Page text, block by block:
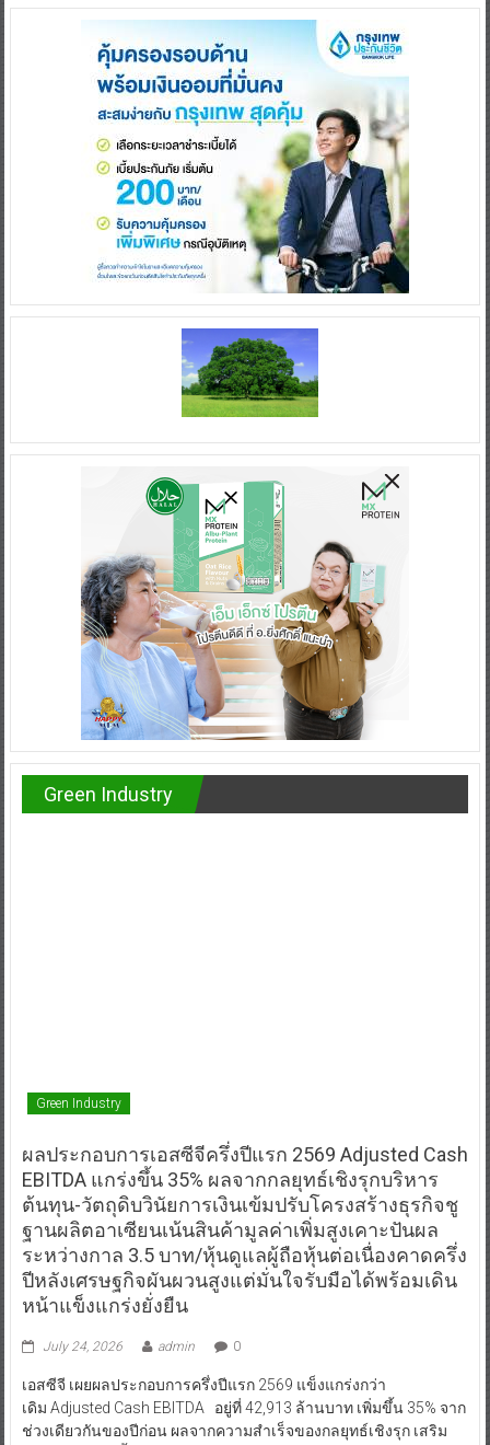
Green Industry
Green Industry
ผลประกอบการเอสซีจีครึ่งปีแรก 2569 Adjusted Cash
EBITDA แกร่งขึ้น 35% ผลจากกลยุทธ์เชิงรุกบริหาร
ต้นทุน-วัตถุดิบวินัยการเงินเข้มปรับโครงสร้างธุรกิจชู
ฐานผลิตอาเซียนเน้นสินค้ามูลค่าเพิ่มสูงเคาะปันผล
ระหว่างกาล 3.5 บาท/หุ้นดูแลผู้ถือหุ้นต่อเนื่องคาดครึ่ง
ปีหลังเศรษฐกิจผันผวนสูงแต่มั่นใจรับมือได้พร้อมเดิน
หน้าแข็งแกร่งยั่งยืน
July 24, 2026 admin 0
เอสซีจี เผยผลประกอบการครึ่งปีแรก 2569 แข็งแกร่งกว่า
เดิม Adjusted Cash EBITDA อยู่ที่ 42,913 ล้านบาท เพิ่มขึ้น 35% จาก
ช่วงเดียวกันของปีก่อน ผลจากความสำเร็จของกลยุทธ์เชิงรุก เสริม